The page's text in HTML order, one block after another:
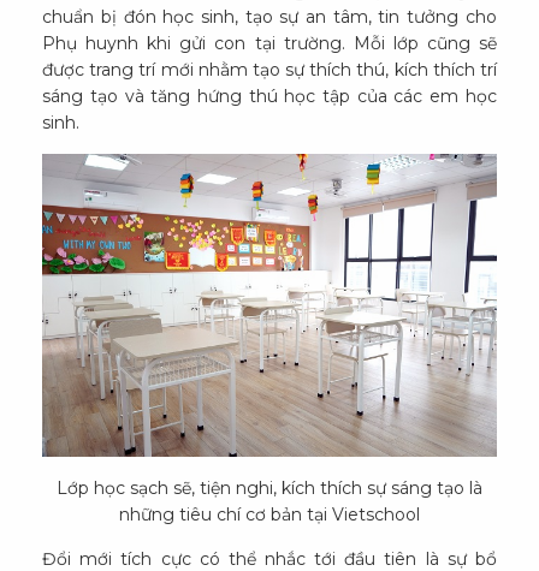
chuẩn bị đón học sinh, tạo sự an tâm, tin tưởng cho
Phụ huynh khi gửi con tại trường. Mỗi lớp cũng sẽ
được trang trí mới nhằm tạo sự thích thú, kích thích trí
sáng tạo và tăng hứng thú học tập của các em học
sinh.
Lớp học sạch sẽ, tiện nghi, kích thích sự sáng tạo là
những tiêu chí cơ bản tại Vietschool
Đổi mới tích cực có thể nhắc tới đầu tiên là sự bổ